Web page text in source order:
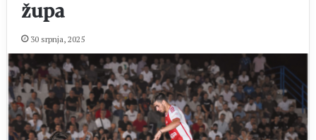
župa
30 srpnja, 2025